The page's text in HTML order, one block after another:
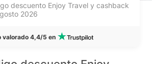
descuento Enjoy Travel y cashback
2026
valorado 4,4/5 en